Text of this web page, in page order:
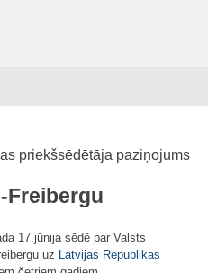
priekšsēdētāja paziņojums
Freibergu
17.jūnija sēdē par Valsts
uz Latvijas Republikas